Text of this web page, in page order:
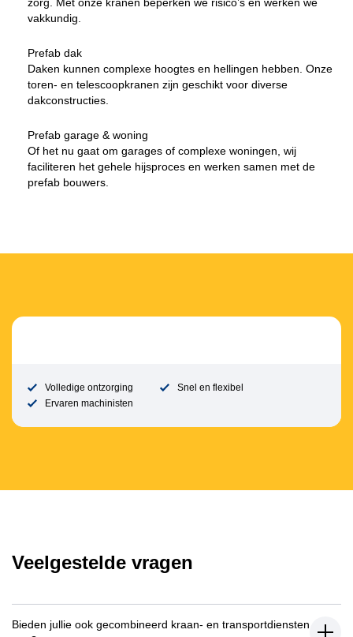
zorg. Met onze kranen beperken we risico’s en werken we
vakkundig.
Prefab dak
Daken kunnen complexe hoogtes en hellingen hebben. Onze
toren- en telescoopkranen zijn geschikt voor diverse
dakconstructies.
Prefab garage & woning
Of het nu gaat om garages of complexe woningen, wij
faciliteren het gehele hijsproces en werken samen met de
prefab bouwers.
Volledige ontzorging
Snel en flexibel
Ervaren machinisten
Veelgestelde vragen
Bieden jullie ook gecombineerd kraan- en transportdiensten